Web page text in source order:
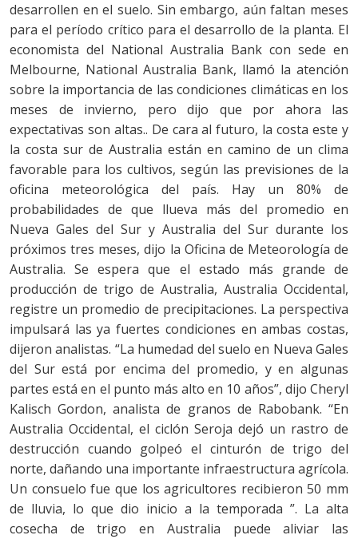
desarrollen en el suelo. Sin embargo, aún faltan meses
para el período crítico para el desarrollo de la planta. El
economista del National Australia Bank con sede en
Melbourne, National Australia Bank, llamó la atención
sobre la importancia de las condiciones climáticas en los
meses de invierno, pero dijo que por ahora las
expectativas son altas.. De cara al futuro, la costa este y
la costa sur de Australia están en camino de un clima
favorable para los cultivos, según las previsiones de la
oficina meteorológica del país. Hay un 80% de
probabilidades de que llueva más del promedio en
Nueva Gales del Sur y Australia del Sur durante los
próximos tres meses, dijo la Oficina de Meteorología de
Australia. Se espera que el estado más grande de
producción de trigo de Australia, Australia Occidental,
registre un promedio de precipitaciones. La perspectiva
impulsará las ya fuertes condiciones en ambas costas,
dijeron analistas. “La humedad del suelo en Nueva Gales
del Sur está por encima del promedio, y en algunas
partes está en el punto más alto en 10 años”, dijo Cheryl
Kalisch Gordon, analista de granos de Rabobank. “En
Australia Occidental, el ciclón Seroja dejó un rastro de
destrucción cuando golpeó el cinturón de trigo del
norte, dañando una importante infraestructura agrícola.
Un consuelo fue que los agricultores recibieron 50 mm
de lluvia, lo que dio inicio a la temporada ”. La alta
cosecha de trigo en Australia puede aliviar las